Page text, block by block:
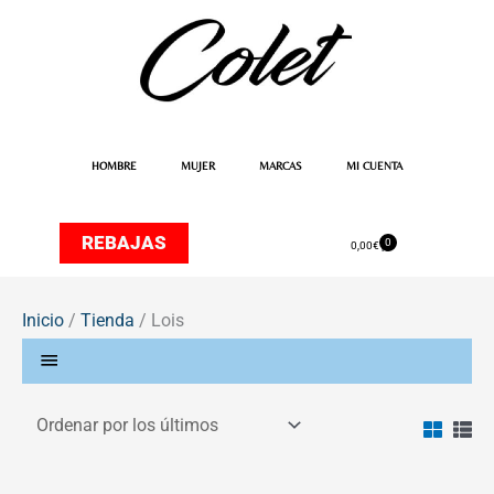
HOMBRE MUJER MARCAS MI CUENTA
REBAJAS 0,00€ 0
Carrito
Inicio / Tienda / Lois